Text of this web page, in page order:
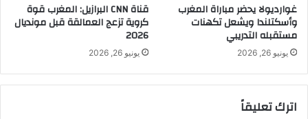
غوارديولا يحضر مباراة المغرب
وأسكتلندا ويشعل تكهنات
مستقبله التدريبي
يونيو 26, 2026
قناة CNN البرازيل: المغرب قوة
كروية تزعج العمالقة قبل مونديال
2026
يونيو 26, 2026
اترك تعليقاً